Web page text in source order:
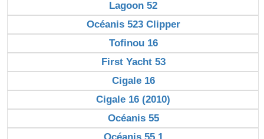
Lagoon 52
Océanis 523 Clipper
Tofinou 16
First Yacht 53
Cigale 16
Cigale 16 (2010)
Océanis 55